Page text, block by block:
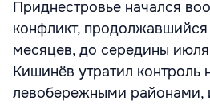
Приднестровье начался
конфликт, продолжавшийся
месяцев, до середины
Кишинёв утратил контроль
левобережными районами,